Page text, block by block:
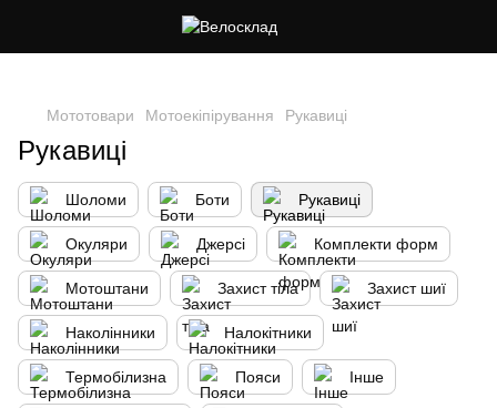
Мототовари Мотоекіпірування Рукавиці
Рукавиці
Шоломи Боти Рукавиці
Окуляри Джерсі Комплекти форм
Мотоштани Захист тіла Захист шиї
Наколінники Налокітники
Термобілизна Пояси Інше